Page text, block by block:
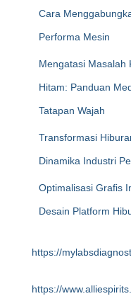
Cara
Performa Mesin
Mengatasi Masalah
Hitam: Panduan
Tatapan Wajah
Transformasi
Dinamika Industri
Optimalisasi Grafis
Desain Platform
https://
https://